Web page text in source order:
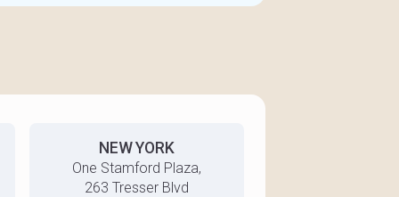
NEW YORK
One Stamford Plaza,
263 Tresser Blvd